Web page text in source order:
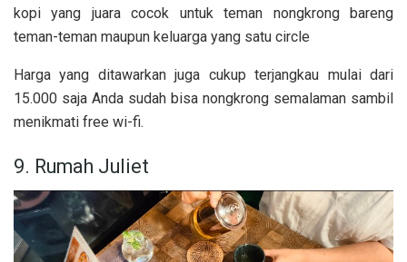
kopi yang juara cocok untuk teman nongkrong bareng
teman-teman maupun keluarga yang satu circle
Harga yang ditawarkan juga cukup terjangkau mulai dari
15.000 saja Anda sudah bisa nongkrong semalaman sambil
menikmati free wi-fi.
9. Rumah Juliet